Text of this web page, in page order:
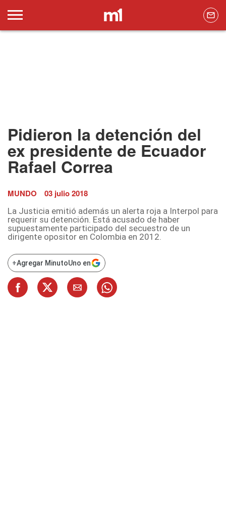
Pidieron la detención del
ex presidente de Ecuador
Rafael Correa
MUNDO 03 julio 2018
La Justicia emitió además un alerta roja a Interpol para
requerir su detención. Está acusado de haber
supuestamente participado del secuestro de un
dirigente opositor en Colombia en 2012.
+Agregar MinutoUno en